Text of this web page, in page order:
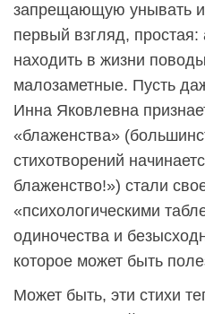
запрещающую унывать и
первый взгляд, простая:
находить в жизни
малозаметные. Пусть
Инна Яковлевна
«блаженства»
стихотворений
блаженство!») стали
«психологическими
одиночества и
которое может быть
Может быть, эти стихи